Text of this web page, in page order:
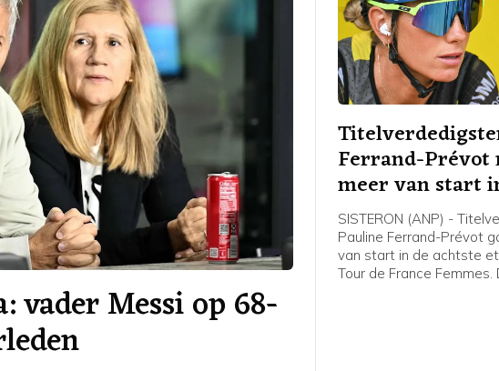
vader Messi op 68-
Ferrand-Prévot
meer van start
SISTERON (ANP) -
Pauline Ferrand-Prévot
van start in de achtste
Tour de France Femmes.